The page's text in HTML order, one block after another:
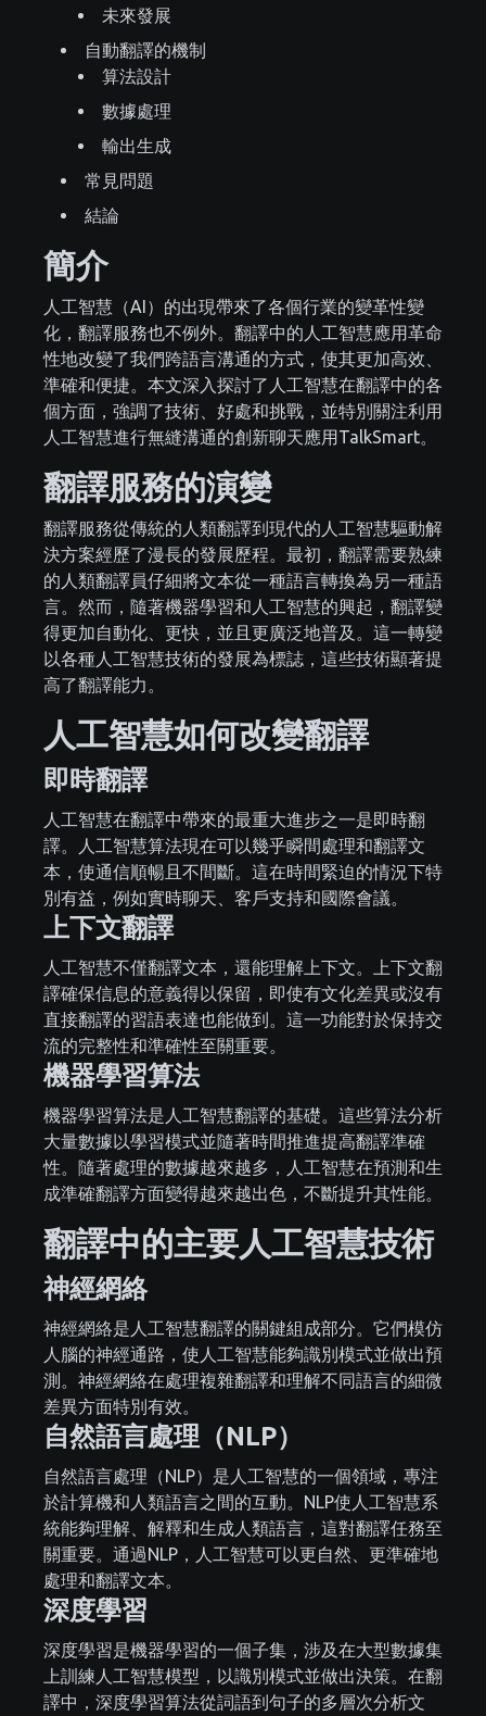
未來發展
自動翻譯的機制
算法設計
數據處理
輸出生成
常見問題
結論
簡介
人工智慧（AI）的出現帶來了各個行業的變革性變
化，翻譯服務也不例外。翻譯中的人工智慧應用革命
性地改變了我們跨語言溝通的方式，使其更加高效、
準確和便捷。本文深入探討了人工智慧在翻譯中的各
個方面，強調了技術、好處和挑戰，並特別關注利用
人工智慧進行無縫溝通的創新聊天應用TalkSmart。
翻譯服務的演變
翻譯服務從傳統的人類翻譯到現代的人工智慧驅動解
決方案經歷了漫長的發展歷程。最初，翻譯需要熟練
的人類翻譯員仔細將文本從一種語言轉換為另一種語
言。然而，隨著機器學習和人工智慧的興起，翻譯變
得更加自動化、更快，並且更廣泛地普及。這一轉變
以各種人工智慧技術的發展為標誌，這些技術顯著提
高了翻譯能力。
人工智慧如何改變翻譯
即時翻譯
人工智慧在翻譯中帶來的最重大進步之一是即時翻
譯。人工智慧算法現在可以幾乎瞬間處理和翻譯文
本，使通信順暢且不間斷。這在時間緊迫的情況下特
別有益，例如實時聊天、客戶支持和國際會議。
上下文翻譯
人工智慧不僅翻譯文本，還能理解上下文。上下文翻
譯確保信息的意義得以保留，即使有文化差異或沒有
直接翻譯的習語表達也能做到。這一功能對於保持交
流的完整性和準確性至關重要。
機器學習算法
機器學習算法是人工智慧翻譯的基礎。這些算法分析
大量數據以學習模式並隨著時間推進提高翻譯準確
性。隨著處理的數據越來越多，人工智慧在預測和生
成準確翻譯方面變得越來越出色，不斷提升其性能。
翻譯中的主要人工智慧技術
神經網絡
神經網絡是人工智慧翻譯的關鍵組成部分。它們模仿
人腦的神經通路，使人工智慧能夠識別模式並做出預
測。神經網絡在處理複雜翻譯和理解不同語言的細微
差異方面特別有效。
自然語言處理（NLP）
自然語言處理（NLP）是人工智慧的一個領域，專注
於計算機和人類語言之間的互動。NLP使人工智慧系
統能夠理解、解釋和生成人類語言，這對翻譯任務至
關重要。通過NLP，人工智慧可以更自然、更準確地
處理和翻譯文本。
深度學習
深度學習是機器學習的一個子集，涉及在大型數據集
上訓練人工智慧模型，以識別模式並做出決策。在翻
譯中，深度學習算法從詞語到句子的多層次分析文